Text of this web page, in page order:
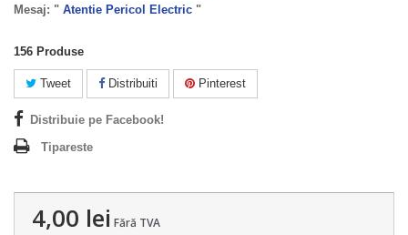
Mesaj: " Atentie Pericol Electric "
156 Produse
Tweet Distribuiti Pinterest
Distribuie pe Facebook!
Tipareste
4,00 lei Fără TVA